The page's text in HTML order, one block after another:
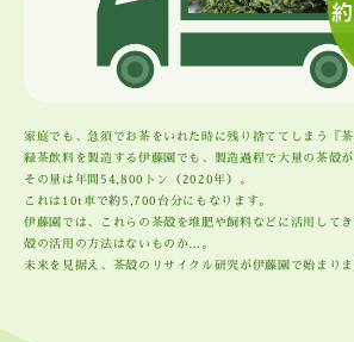
家庭でも、急須でお茶をいれた時に残り捨ててしまう『茶
緑茶飲料を製造する伊藤園でも、製造過程で大量の茶殻が
その量は年間54,800トン（2020年）。
これは10t車で約5,700台分にもなります。
伊藤園では、これらの茶殻を堆肥や飼料などに活用して
殻の活用の方法はないものか…。
未来を見据え、茶殻のリサイクル研究が伊藤園で始まりま